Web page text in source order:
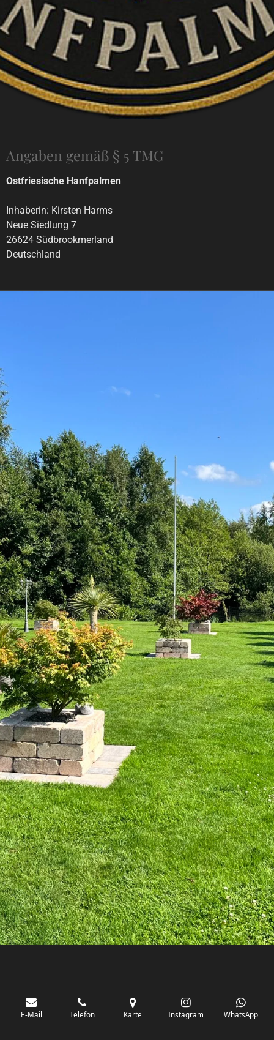
Angaben gemäß § 5 TMG
Ostfriesische Hanfpalmen
Inhaberin: Kirsten Harms
Neue Siedlung 7
26624 Südbrookmerland
Deutschland
Kontakt
Telefon: +49 1714858333
E-Mail Telefon Karte Instagram WhatsApp